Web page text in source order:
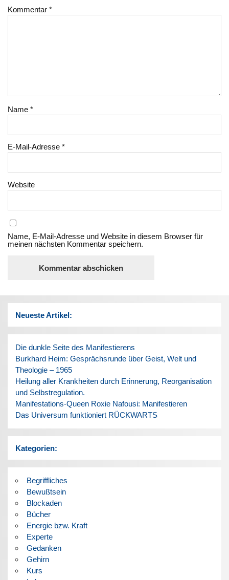
Kommentar*
Name*
E-Mail-Adresse*
Website
Name, E-Mail-Adresse und Website in diesem Browser für
meinen nächsten Kommentar speichern.
Neueste Artikel:
Die dunkle Seite des Manifestierens
Burkhard Heim: Gesprächsrunde über Geist, Welt und
Theologie – 1965
Heilung aller Krankheiten durch Erinnerung, Reorganisation
und Selbstregulation.
Manifestations-Queen Roxie Nafousi: Manifestieren
Das Universum funktioniert RÜCKWARTS
Kategorien:
Begriffliches
Bewußtsein
Blockaden
Bücher
Energie bzw. Kraft
Experte
Gedanken
Gehirn
Kurs